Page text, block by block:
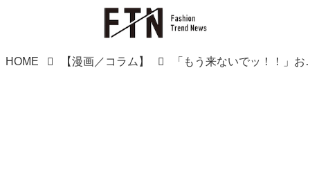
HOME 【漫画／コラム】 「もう来ないでッ！